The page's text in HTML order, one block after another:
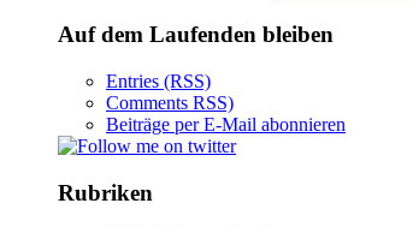
Auf dem Laufenden bleiben
Entries (RSS)
Comments RSS)
Beiträge per E-Mail abonnieren
Rubriken